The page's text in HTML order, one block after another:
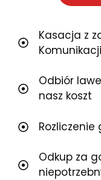
Kasacja z
Komunikacji
Odbiór
nasz koszt
Odkup za